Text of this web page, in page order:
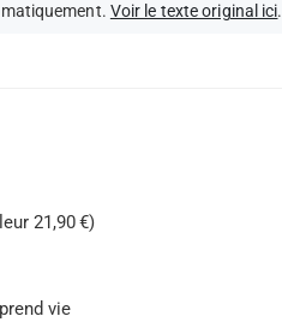
Voir le texte original ici.
21,90 €)
vie